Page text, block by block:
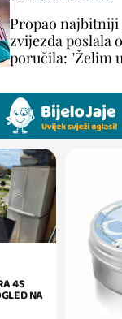
Propao najbitniji
zvijezda poslala
poručila: "Želim
4S
NA